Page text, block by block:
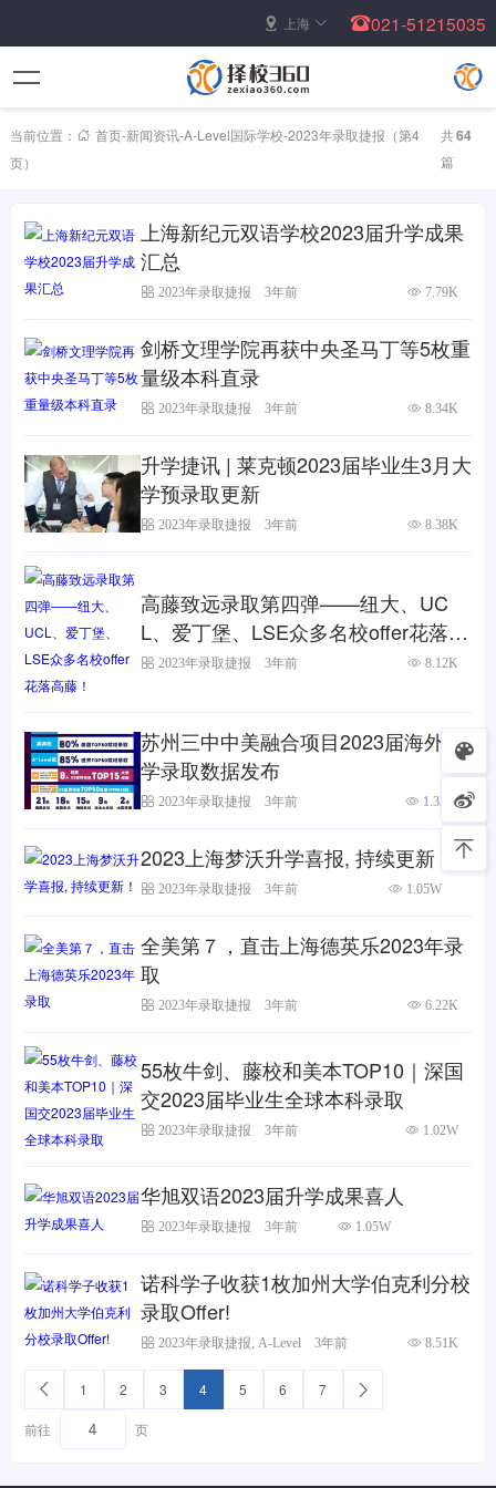
上海 021-51215035
当前位置： 首页-新闻资讯-A-Level国际学校-2023年录取捷报 （第4
页）
共64
篇
上海新纪元双语学校2023届升学成果
汇总
2023年录取捷报 3年前 7.79K
剑桥文理学院再获中央圣马丁等5枚重
量级本科直录
2023年录取捷报 3年前 8.34K
升学捷讯 | 莱克顿2023届毕业生3月大
学预录取更新
2023年录取捷报 3年前 8.38K
高藤致远录取第四弹——纽大、UC
L、爱丁堡、LSE众多名校offer花落高
藤！
2023年录取捷报 3年前 8.12K
苏州三中中美融合项目2023届海外大
学录取数据发布
2023年录取捷报 3年前 1.33W
2023上海梦沃升学喜报, 持续更新！
2023年录取捷报 3年前 1.05W
全美第７，直击上海德英乐2023年录
取
2023年录取捷报 3年前 6.22K
55枚牛剑、藤校和美本TOP10｜深国
交2023届毕业生全球本科录取
2023年录取捷报 3年前 1.02W
华旭双语2023届升学成果喜人
2023年录取捷报 3年前 1.05W
诺科学子收获1枚加州大学伯克利分校
录取Offer!
2023年录取捷报 A-Level 3年前 8.51K
1 2 3 4 5 6 7
前往 页